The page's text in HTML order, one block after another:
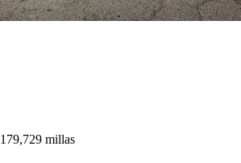
179,729 millas